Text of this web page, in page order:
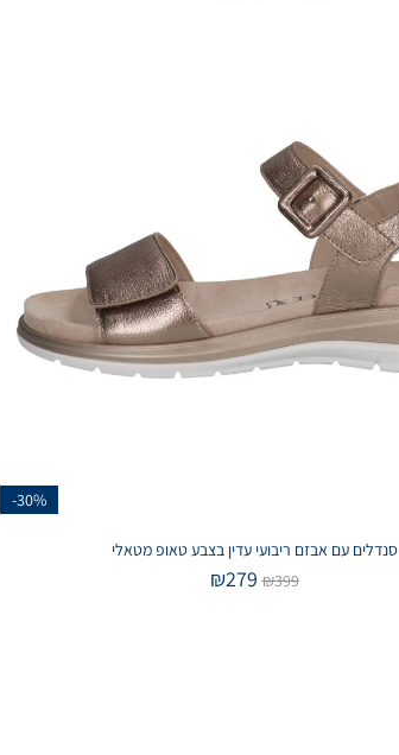
-30%
סנדלים עם אבזם ריבועי עדין בצבע טאופ מטאלי
₪399
₪279